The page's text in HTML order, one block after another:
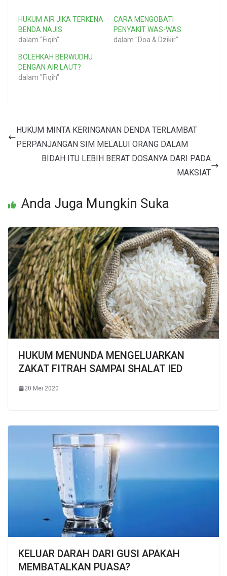
HUKUM AIR JIKA TERKENA
BENDA NAJIS
dalam "Fiqih"
CARA MENGOBATI
PENYAKIT WAS-WAS
dalam "Doa & Dzikir"
BOLEHKAH BERWUDHU
DENGAN AIR LAUT?
dalam "Fiqih"
HUKUM MINTA KERINGANAN DENDA TERLAMBAT
PERPANJANGAN SIM MELALUI ORANG DALAM
BIDAH ITU LEBIH BERAT DOSANYA DARI PADA
MAKSIAT
Anda Juga Mungkin Suka
HUKUM MENUNDA MENGELUARKAN
ZAKAT FITRAH SAMPAI SHALAT IED
20 Mei 2020
KELUAR DARAH DARI GUSI APAKAH
MEMBATALKAN PUASA?